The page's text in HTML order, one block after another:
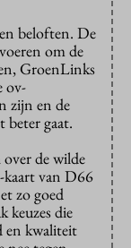
beloften. De
om de
GroenLinks
ov-
zijn en de
gaat.
de wilde
kaart van D66
zo goed
keuzes die
en kwaliteit